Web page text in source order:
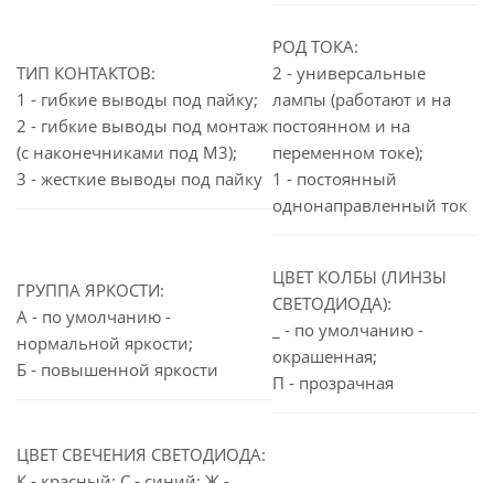
ТИП КОНТАКТОВ:
1 - гибкие выводы под пайку;
2 - гибкие выводы под монтаж
(с наконечниками под М3);
3 - жесткие выводы под пайку
РОД ТОКА:
2 - универсальные
лампы (работают и на
постоянном и на
переменном токе);
1 - постоянный
однонаправленный ток
ГРУППА ЯРКОСТИ:
А - по умолчанию -
нормальной яркости;
Б - повышенной яркости
ЦВЕТ КОЛБЫ (ЛИНЗЫ
СВЕТОДИОДА):
_ - по умолчанию -
окрашенная;
П - прозрачная
ЦВЕТ СВЕЧЕНИЯ СВЕТОДИОДА: